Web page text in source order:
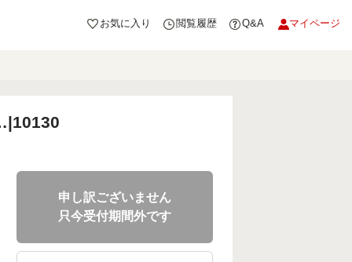
お気に入り 閲覧履歴 Q&A マイページ
申し訳ございません
只今受付期間外です